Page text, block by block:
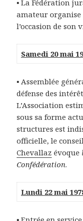
▪ La Fédération
amateur
l’occasion de
Samedi 20 mai
▪ Assemblée
défense des
L’Association
sous sa forme
structures est
officielle, le
Chevallaz évoque
Confédération.
Lundi 22 mai